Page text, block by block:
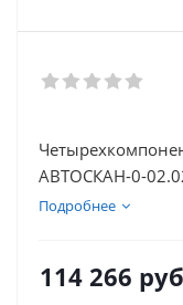
АВТОСКАН-0-
класс точности)
Подробнее
114 266